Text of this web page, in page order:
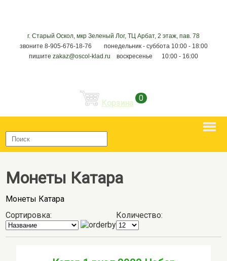
г. Старый Оскол, мкр Зеленый Лог, ТЦ Арбат, 2 этаж, пав. 78
звоните 8-905-676-18-76 понедельник - суббота 10:00 - 18:00
пишите zakaz@oscol-klad.ru воскресенье 10:00 - 16:00
Корзина
0
Монеты Катара
Монеты Катара
Сортировка:
Количество: